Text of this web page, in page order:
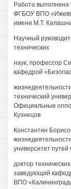
Работа выполнена
ФГБОУ ВПО
имени М.Т.
Научный
технических
наук, профессор
кафедрой
технический
Официальные
Кузнецов
Константин
университет путей
доктор
заведующий
ВПО